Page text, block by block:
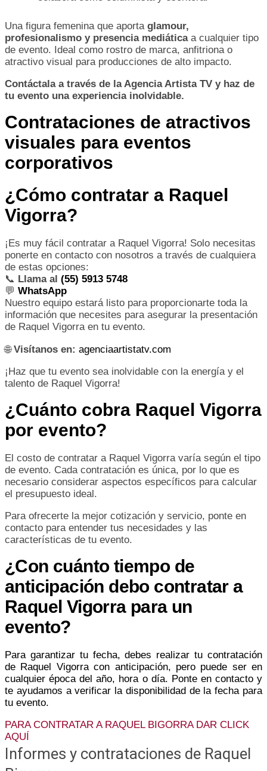
Una figura femenina que aporta glamour,
profesionalismo y presencia mediáticaa cualquier tipo
de evento. Ideal como rostro de marca, anfitriona o
atractivo visual para producciones de alto impacto.
Contáctala a través de la Agencia Artista TV y haz de
tu evento una experiencia inolvidable.
Contrataciones de atractivos
visuales para eventos
corporativos
¿Cómo contratar a Raquel
Vigorra?
¡Es muy fácil contratar a Raquel Vigorra! Solo necesitas
ponerte en contacto con nosotros a través de cualquiera
de estas opciones:
📞 Llama al (55) 5913 5748
💬 WhatsApp
Nuestro equipo estará listo para proporcionarte toda la
información que necesites para asegurar la presentación
de Raquel Vigorra en tu evento.
🌐Visítanos en: agenciaartistatv.com
¡Haz que tu evento sea inolvidable con la energía y el
talento de Raquel Vigorra!
¿Cuánto cobra Raquel Vigorra
por evento?
El costo de contratar a Raquel Vigorra varía según el tipo
de evento. Cada contratación es única, por lo que es
necesario considerar aspectos específicos para calcular
el presupuesto ideal.
Para ofrecerte la mejor cotización y servicio, ponte en
contacto para entender tus necesidades y las
características de tu evento.
¿Con cuánto tiempo de
anticipación debo contratar a
Raquel Vigorra para un
evento?
Para garantizar tu fecha, debes realizar tu contratación
de Raquel Vigorra con anticipación, pero puede ser en
cualquier época del año, hora o día. Ponte en contacto y
te ayudamos a verificar la disponibilidad de la fecha para
tu evento.
PARA CONTRATAR A RAQUEL BIGORRA DAR CLICK
AQUÍ
Informes y contrataciones de Raquel